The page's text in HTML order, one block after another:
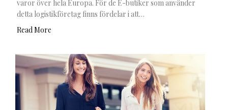
varor över hela Europa. För de E-butiker som använder
detta logistikföretag finns fördelar i att…
Read More